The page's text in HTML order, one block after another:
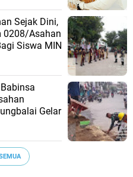
Sejak Dini,
0208/Asahan
Siswa MIN
Gelar